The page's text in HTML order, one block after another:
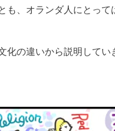
も、オランダ人にとっ
の違いから説明してい